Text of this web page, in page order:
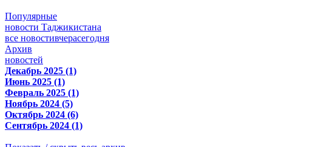
Популярные
новости Таджикистана
все новостивчерасегодня
Архив
новостей
Декабрь 2025 (1)
Июнь 2025 (1)
Февраль 2025 (1)
Ноябрь 2024 (5)
Октябрь 2024 (6)
Сентябрь 2024 (1)